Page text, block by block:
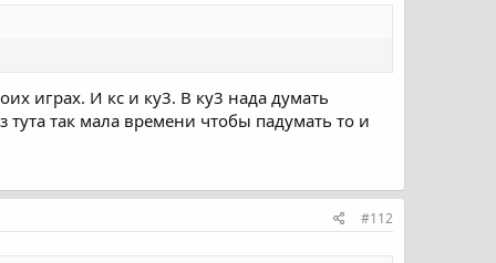
играх. И кс и ку3. В ку3 нада думать
так мала времени чтобы падумать то и
#112